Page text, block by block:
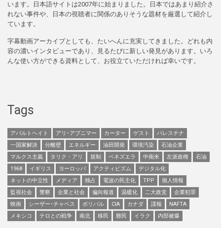
います。日本語サイトは2007年に始まりました。日本ではあまり紹介さ
れない事件や、日本の視聴者に関係のありそうな題材を厳選して紹介し
ています。
字幕動画アーカイブとしても、たいへんに充実してきました。どれも内
容の濃いインタビューであり、見るたびに新しい発見があります。いろ
んな使い方ができる資料として、お役立ていただければ幸いです。
Tags
アパルトヘイト アリ･アブニマー カーター ゲスト
パレスチナ
一国家解決
分離壁 エネルギー 油田開発 環境汚染
石油企業
マルクス主義
タリク・アリ 規制 ベネズエラ 中南米 左派政権
石油
1968
イギリス ヨーロッパ アクティビズム
デジタル化
ネットの中立性
メディア 独占 電波の民主化 TPP
個人情報
監視社会
警察 企業と社会 偏向報道 温暖化 二大政党
企業犯罪
映画
シーザー･チャベス ボリバル CIA カナダ 諜報
NAFTA
メキシコ
テロとの戦争 南北 移民 難民 イラク 内部被爆